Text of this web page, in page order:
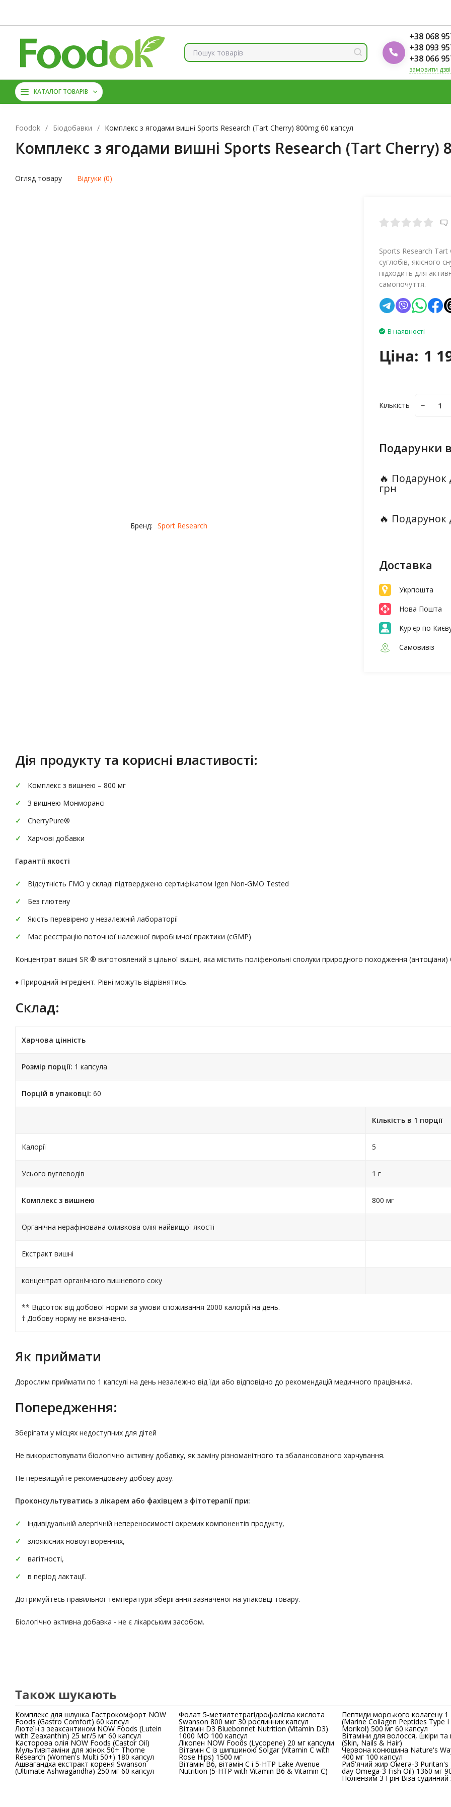
+38 068
+38 093
+38 066
замовити
КАТАЛОГ ТОВАРІВ
АМІНОКИСЛОТИ
ЦИНК
Foodok / Біодобавки / Комплекс з ягодами вишні Sports Research (Tart Cherry) 800mg 60 капсул
Комплекс з ягодами вишні Sports Research (Tart Cherry)
Огляд товару Відгуки (0)
Бренд: Sport Research
Sports Research
суглобів, якісного
підходить для
самопочуття.
В наявності
Ціна: 1
Кількість
Подарунки
🔥 Подарунок
грн
🔥 Подарунок
Доставка
Укрпошта
Нова Пошта
Кур'єр по
Самовивіз
Дія продукту та корисні властивості:
Комплекс з вишнею – 800 мг
З вишнею Монморансі
CherryPure®
Харчові добавки
Гарантії якості
Відсутність ГМО у складі підтверджено сертифікатом Igen Non-GMO Tested
Без глютену
Якість перевірено у незалежній лабораторії
Має реєстрацію поточної належної виробничої практики (cGMP)
Концентрат вишні SR ® виготовлений з цільної вишні, яка містить поліфенольні сполуки природного походження (антоціани)
♦ Природний інгредієнт. Рівні можуть відрізнятись.
Склад:
Харчова цінність
Розмір порції: 1 капсула
Порцій в упаковці: 60
Кількість в 1 порції
Калорії 5
Усього вуглеводів 1 г
Комплекс з вишнею 800 мг
Органічна нерафінована оливкова олія найвищої якості
Екстракт вишні
концентрат органічного вишневого соку
** Відсоток від добової норми за умови споживання 2000 калорій на день.
† Добову норму не визначено.
Як приймати
Дорослим приймати по 1 капсулі на день незалежно від їди або відповідно до рекомендацій медичного працівника.
Попередження:
Зберігати у місцях недоступних для дітей
Не використовувати біологічно активну добавку, як заміну різноманітного та збалансованого харчування.
Не перевищуйте рекомендовану добову дозу.
Проконсультуватись з лікарем або фахівцем з фітотерапії при:
індивідуальній алергічній непереносимості окремих компонентів продукту,
злоякісних новоутвореннях,
вагітності,
в період лактації.
Дотримуйтесь правильної температури зберігання зазначеної на упаковці товару.
Біологічно активна добавка - не є лікарським засобом.
Також шукають
Комплекс для шлунка Гастрокомфорт NOW
Foods (Gastro Comfort) 60 капсул
Лютеїн з зеаксантином NOW Foods (Lutein
with Zeaxanthin) 25 мг/5 мг 60 капсул
Касторова олія NOW Foods (Castor Oil)
Мультивітаміни для жінок 50+ Thorne
Research (Women's Multi 50+) 180 капсул
Ашвагандха екстракт кореня Swanson
(Ultimate Ashwagandha) 250 мг 60 капсул
Фолат 5-метилтетрагідрофолієва кислота
Swanson 800 мкг 30 рослинних капсул
Вітамін D3 Bluebonnet Nutrition (Vitamin D3)
1000 МО 100 капсул
Лікопен NOW Foods (Lycopene) 20 мг капсули
Вітамін С із шипшиною Solgar (Vitamin C with
Rose Hips) 1500 мг
Вітамін B6, вітамін C і 5-HTP Lake Avenue
Nutrition (5-HTP with Vitamin B6 & Vitamin C)
Пептиди морського колагену 1
(Marine Collagen Peptides Type
Morikol) 500 мг 60 капсул
Вітаміни для волосся, шкіри та
(Skin, Nails & Hair)
Червона конюшина Nature's Way (Red
400 мг 100 капсул
Риб'ячий жир Омега-3 Puritan's
day Omega-3 Fish Oil) 1360 мг
Поліензим 3 Грін Віза судинний